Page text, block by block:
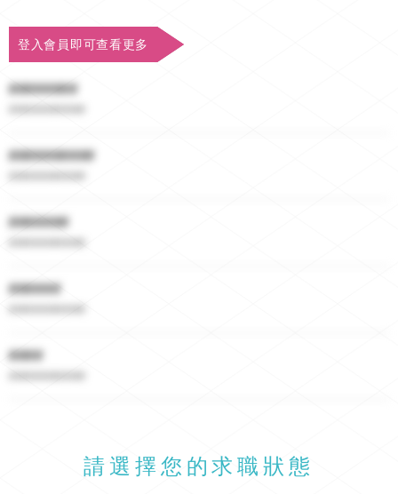
登入會員即可查看更多
########
##########
#######
######
####
請選擇您的求職狀態